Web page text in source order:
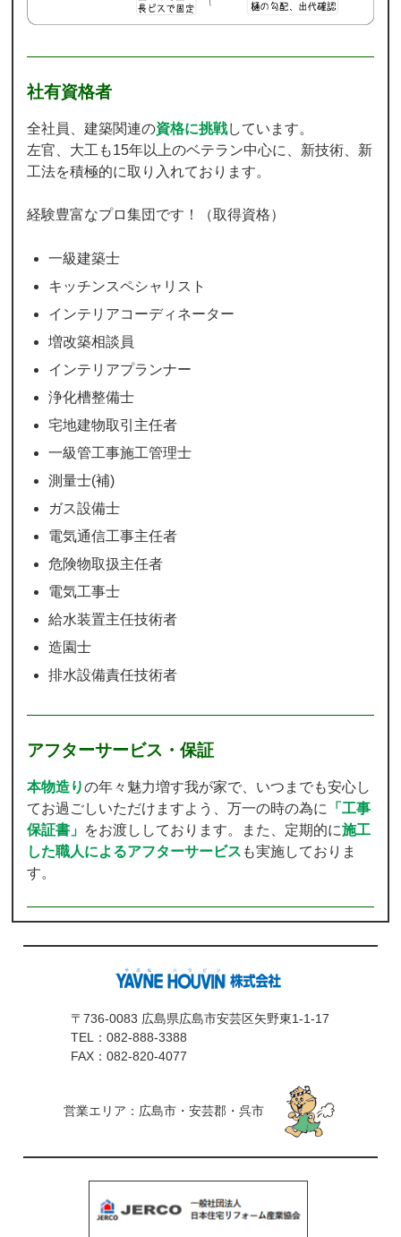
社有資格者
全社員、建築関連の資格に挑戦しています。
左官、大工も15年以上のベテラン中心に、新技術、新
工法を積極的に取り入れております。
経験豊富なプロ集団です！（取得資格）
一級建築士
キッチンスペシャリスト
インテリアコーディネーター
増改築相談員
インテリアプランナー
浄化槽整備士
宅地建物取引主任者
一級管工事施工管理士
測量士(補)
ガス設備士
電気通信工事主任者
危険物取扱主任者
電気工事士
給水装置主任技術者
造園士
排水設備責任技術者
アフターサービス・保証
本物造りの年々魅力増す我が家で、いつまでも安心し
てお過ごしいただけますよう、万一の時の為に
「工事
保証書」 をお渡ししております。また、定期的に施工
した職人によるアフターサービス も実施しておりま
す。
〒736-0083 広島県広島市安芸区矢野東1-1-17
TEL：082-888-3388
FAX：082-820-4077
営業エリア：広島市・安芸郡・呉市